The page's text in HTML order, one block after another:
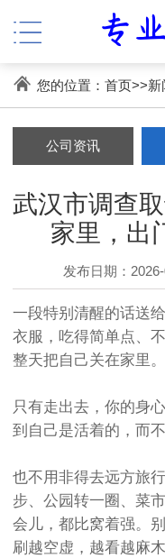
您的位置： 首页>>新
公司资讯
武汉市调查
家里，出
发布日期：
一段特别清醒的话送
衣服，吃得简单点、
整天把自己关在家里。
只有走出去，你的身
到自己是活着的，而
也不用非得去远方旅
步、公园转一圈、菜
会儿，都比窝着强。
刷越空虚，越看越麻